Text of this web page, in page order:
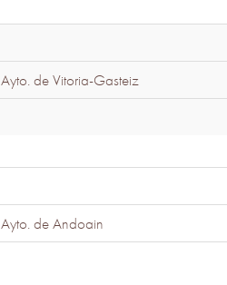
Ayto. de Vitoria-Gasteiz
Ayto. de Andoain